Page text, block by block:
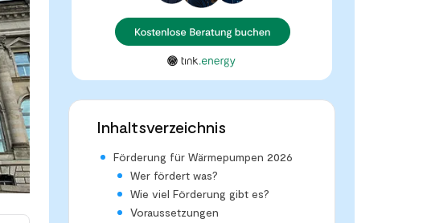
Inhaltsverzeichnis
Förderung für Wärmepumpen 2026
Wer fördert was?
Wie viel Förderung gibt es?
Voraussetzungen